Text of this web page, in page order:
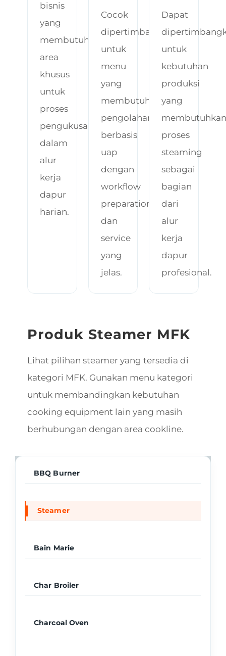
bisnis
yang
membutuhkan
area
khusus
untuk
proses
pengukusan
dalam
alur
kerja
dapur
harian.
Cocok
dipertimbangkan
untuk
menu
yang
membutuhkan
pengolahan
berbasis
uap
dengan
workflow
preparation
dan
service
yang
jelas.
Dapat
untuk
kebutuhan
produksi
yang
proses
steaming
sebagai
bagian
dari
alur
kerja
dapur
profesional.
Produk Steamer MFK
Lihat pilihan steamer yang tersedia di
kategori MFK. Gunakan menu kategori
untuk membandingkan kebutuhan
cooking equipment lain yang masih
berhubungan dengan area cookline.
BBQ Burner
Steamer
Bain Marie
Char Broiler
Charcoal Oven